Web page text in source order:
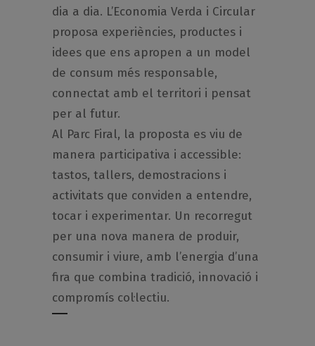
dia a dia. L’Economia Verda i Circular
proposa experiències, productes i
idees que ens apropen a un model
de consum més responsable,
connectat amb el territori i pensat
per al futur.
Al Parc Firal, la proposta es viu de
manera participativa i accessible:
tastos, tallers, demostracions i
activitats que conviden a entendre,
tocar i experimentar. Un recorregut
per una nova manera de produir,
consumir i viure, amb l’energia d’una
fira que combina tradició, innovació i
compromís col·lectiu.